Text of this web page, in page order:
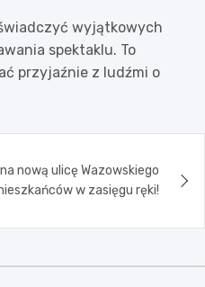
wyjątkowych
spektaklu. To
przyjaźnie z ludźmi o
nową ulicę Wazowskiego
w zasięgu ręki!